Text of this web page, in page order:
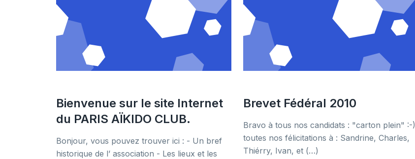
Bienvenue sur le site Internet
du PARIS AÏKIDO CLUB.
Bonjour, vous pouvez trouver ici : - Un bref
historique de l’ association - Les lieux et les
Brevet Fédéral 2010
Bravo à tous nos candidats : "carton plein" :-)
toutes nos félicitations à : Sandrine, Charles,
Thiérry, Ivan, et (…)